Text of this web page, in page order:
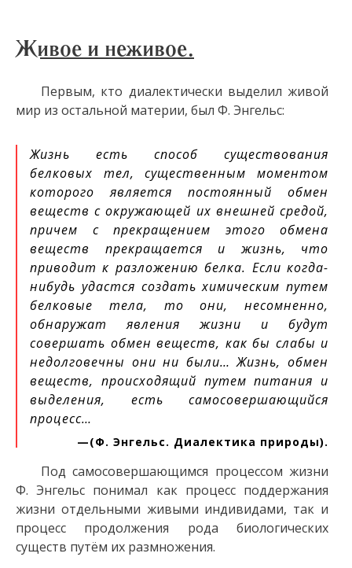
Живое и неживое.
Первым, кто диалектически выделил живой
мир из остальной материи, был Ф. Энгельс:
Жизнь есть способ существования
белковых тел, существенным моментом
которого является постоянный обмен
веществ с окружающей их внешней средой,
причем с прекращением этого обмена
веществ прекращается и жизнь, что
приводит к разложению белка. Если когда-
нибудь удастся создать химическим путем
белковые тела, то они, несомненно,
обнаружат явления жизни и будут
совершать обмен веществ, как бы слабы и
недолговечны они ни были… Жизнь, обмен
веществ, происходящий путем питания и
выделения, есть самосовершающийся
процесс…
(Ф. Энгельс. Диалектика природы).
Под самосовершающимся процессом жизни
Ф. Энгельс понимал как процесс поддержания
жизни отдельными живыми индивидами, так и
процесс продолжения рода биологических
существ путём их размножения.